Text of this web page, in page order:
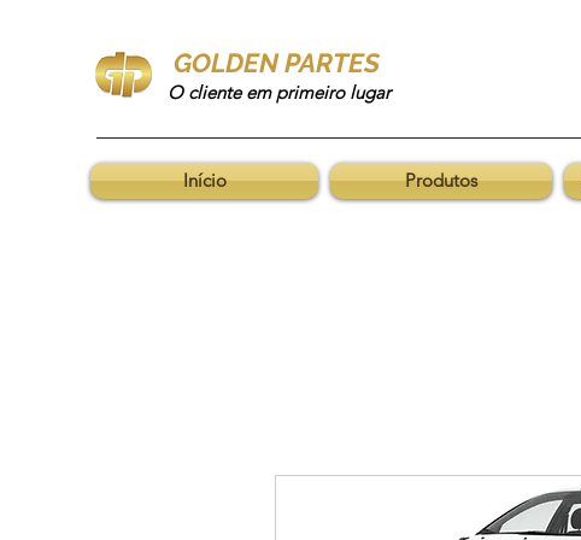
GOLDEN PARTES
O cliente em primeiro lugar
Início Produtos